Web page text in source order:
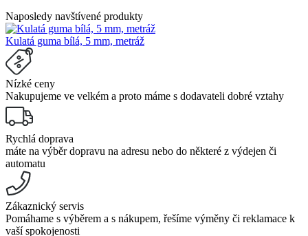
Naposledy navštívené produkty
Kulatá guma bílá, 5 mm, metráž
Nízké ceny
Nakupujeme ve velkém a proto máme s dodavateli dobré vztahy
Rychlá doprava
máte na výběr dopravu na adresu nebo do některé z výdejen či
automatu
Zákaznický servis
Pomáhame s výběrem a s nákupem, řešíme výměny či reklamace k
vaší spokojenosti